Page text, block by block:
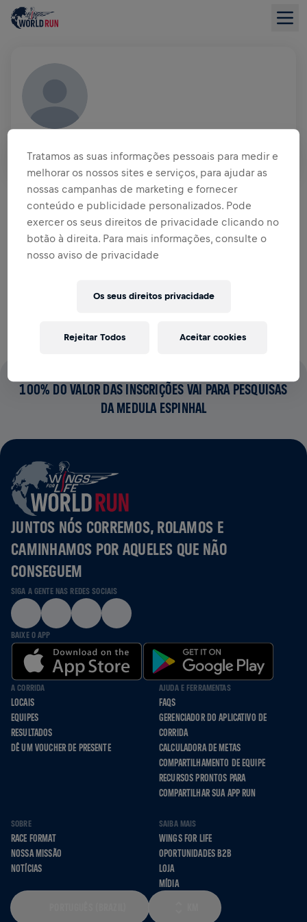
GER
VISÃO GERAL DA ARRECADAÇÃO
US$ 0,00 ARRECADADOS DE US$ 0,00 OBJETIVO
DOAÇÕES
para a pesquisa sobre lesões na medula espinhal.
100% DO VALOR DAS INSCRIÇÕES VAI PARA PESQUISAS
DA MEDULA ESPINHAL
JUNTOS NÓS CORREMOS, ROLAMOS E
CAMINHAMOS POR AQUELES QUE NÃO
CONSEGUEM
SIGA A GENTE NAS REDES SOCIAIS
BAIXE O APP
A CORRIDA
LOCAIS
EQUIPES
RESULTADOS
DÊ UM VOUCHER DE PRESENTE
AJUDA E FERRAMENTAS
FAQS
GERENCIADOR DO APLICATIVO DE
CORRIDA
CALCULADORA DE METAS
COMPARTILHAMENTO DE EQUIPE
RECURSOS PRONTOS PARA
COMPARTILHAR SUA APP RUN
SOBRE
RACE FORMAT
NOSSA MISSÃO
NOTÍCIAS
SAIBA MAIS
WINGS FOR LIFE
OPORTUNIDADES B2B
LOJA
MÍDIA
Tratamos as suas informações pessoais para medir e
melhorar os nossos sites e serviços, para ajudar as
nossas campanhas de marketing e fornecer
conteúdo e publicidade personalizados. Pode
exercer os seus direitos de privacidade clicando no
botão à direita. Para mais informações, consulte o
nosso aviso de privacidade
Os seus direitos privacidade
Rejeitar Todos Aceitar cookies